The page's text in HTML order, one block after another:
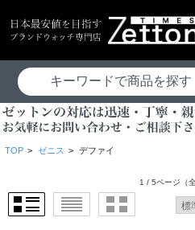
TOP > ゼニス > デファイ
1 / 5ページ （